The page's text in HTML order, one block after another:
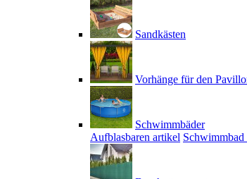
Sandkästen
Vorhänge für den
Schwimmbäder
Aufblasbaren artikel